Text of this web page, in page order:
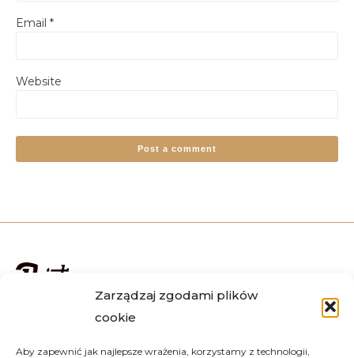
Zarządzaj zgodami plików
cookie
Aby zapewnić jak najlepsze wrażenia, korzystamy z technologii,
Email *
Website
We deliver orders all over the country, including Warsaw,